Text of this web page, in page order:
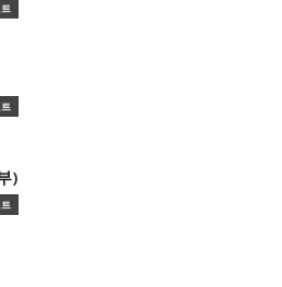
)